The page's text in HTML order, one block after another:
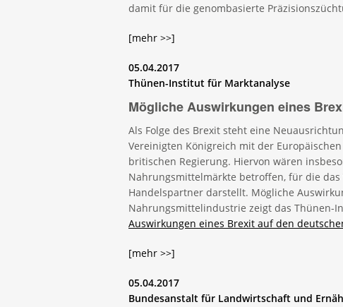
damit für die genombasierte
[mehr >>]
05.04.2017
Thünen-Institut für Marktanalyse
Mögliche Auswirkungen eines
Als Folge des Brexit steht eine
Vereinigten Königreich mit der
britischen Regierung. Hiervon wären
Nahrungsmittelmärkte betroffen, für die das
Handelspartner darstellt. Mögliche
Nahrungsmittelindustrie zeigt das Thünen-
Auswirkungen eines Brexit auf den
[mehr >>]
05.04.2017
Bundesanstalt für Landwirtschaft und